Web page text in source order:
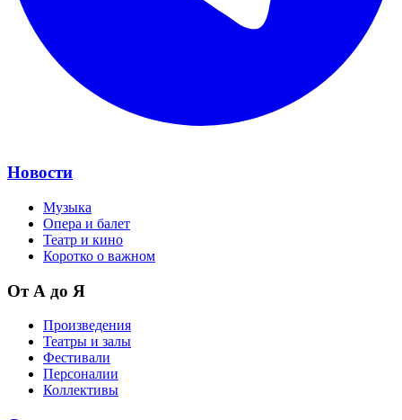
Новости
Музыка
Опера и балет
Театр и кино
Коротко о важном
От А до Я
Произведения
Театры и залы
Фестивали
Персоналии
Коллективы